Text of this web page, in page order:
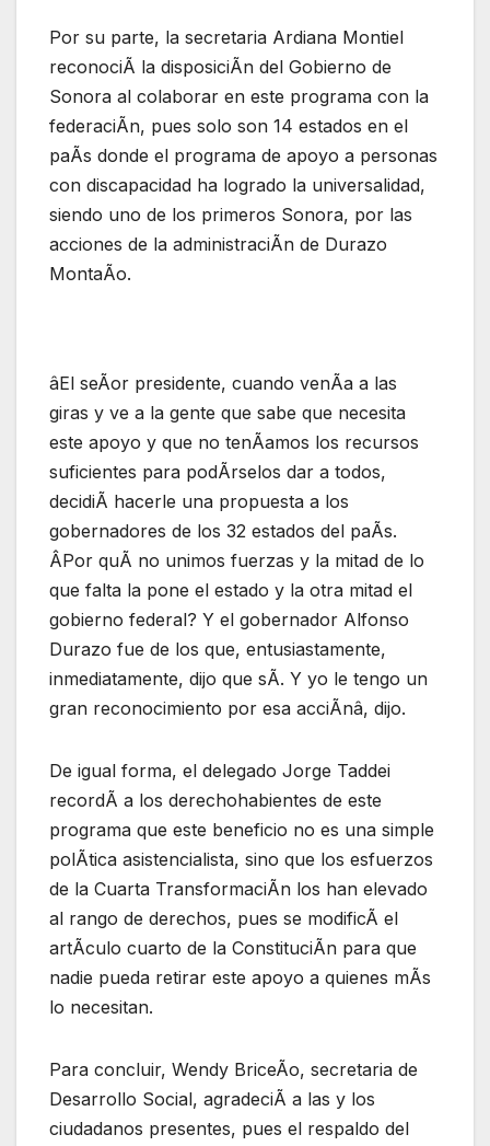
Por su parte, la secretaria Ardiana Montiel
reconociÃ la disposiciÃn del Gobierno de
Sonora al colaborar en este programa con la
federaciÃn, pues solo son 14 estados en el
paÃs donde el programa de apoyo a personas
con discapacidad ha logrado la universalidad,
siendo uno de los primeros Sonora, por las
acciones de la administraciÃn de Durazo
MontaÃo.
âEl seÃor presidente, cuando venÃa a las
giras y ve a la gente que sabe que necesita
este apoyo y que no tenÃamos los recursos
suficientes para podÃrselos dar a todos,
decidiÃ hacerle una propuesta a los
gobernadores de los 32 estados del paÃs.
ÂPor quÃ no unimos fuerzas y la mitad de lo
que falta la pone el estado y la otra mitad el
gobierno federal? Y el gobernador Alfonso
Durazo fue de los que, entusiastamente,
inmediatamente, dijo que sÃ. Y yo le tengo un
gran reconocimiento por esa acciÃnâ, dijo.
De igual forma, el delegado Jorge Taddei
recordÃ a los derechohabientes de este
programa que este beneficio no es una simple
polÃtica asistencialista, sino que los esfuerzos
de la Cuarta TransformaciÃn los han elevado
al rango de derechos, pues se modificÃ el
artÃculo cuarto de la ConstituciÃn para que
nadie pueda retirar este apoyo a quienes mÃs
lo necesitan.
Para concluir, Wendy BriceÃo, secretaria de
Desarrollo Social, agradeciÃ a las y los
ciudadanos presentes, pues el respaldo del